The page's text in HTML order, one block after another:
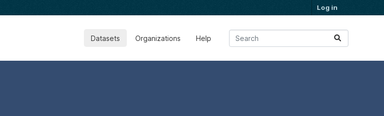
Log in
Datasets Organizations Help